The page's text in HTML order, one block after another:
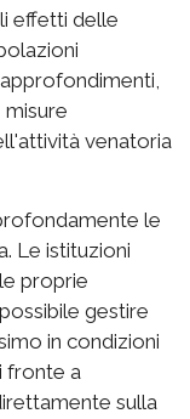
effetti delle
venatoria
le
Le istituzioni
proprie
gestire
in condizioni
fronte a
sulla